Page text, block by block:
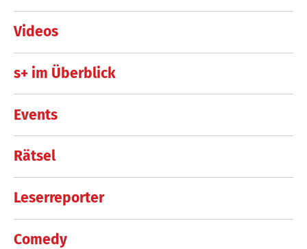
Videos
s+ im Überblick
Events
Rätsel
Leserreporter
Comedy